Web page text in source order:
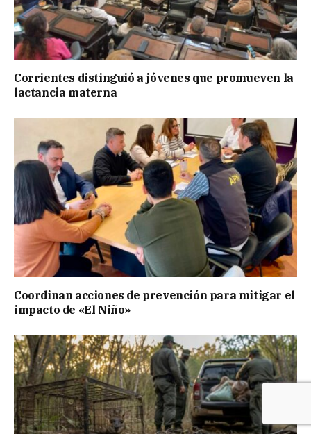
Corrientes distinguió a jóvenes que promueven la
lactancia materna
Coordinan acciones de prevención para mitigar el
impacto de «El Niño»